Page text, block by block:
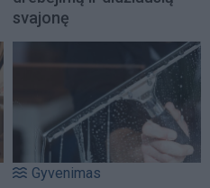
svajonę
Gyvenimas